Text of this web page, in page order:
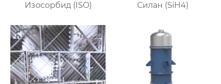
Изосорбид (ISO) Силан (SiH4)